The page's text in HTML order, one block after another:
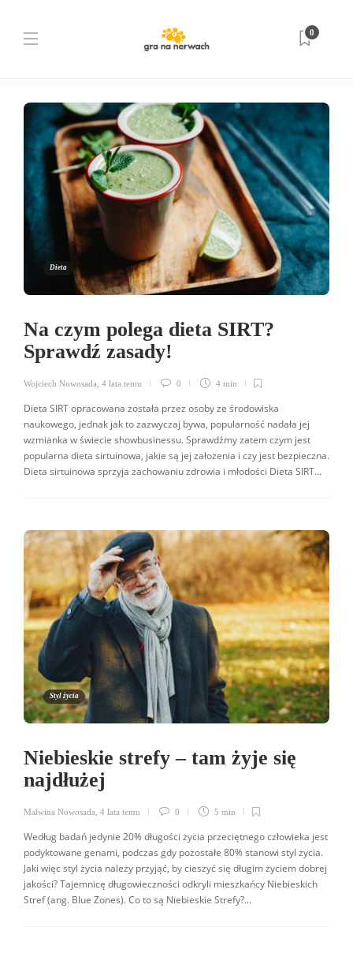
0
anti-aging
Dieta
Na czym polega dieta SIRT?
Sprawdź zasady!
Wojciech Nowosada, 4 lata temu 0 4 min
Dieta SIRT opracowana została przez osoby ze środowiska
naukowego, jednak jak to zazwyczaj bywa, popularność nadała jej
wzmianka w świecie showbusinessu. Sprawdźmy zatem czym jest
popularna dieta sirtuinowa, jakie są jej założenia i czy jest bezpieczna.
Dieta sirtuinowa sprzyja zachowaniu zdrowia i młodości Dieta SIRT...
Styl życia
Niebieskie strefy – tam żyje się
najdłużej
Malwina Nowosada 4 lata temu 0 5 min
Według badań jedynie 20% długości życia przeciętnego człowieka jest
podyktowane genami, podczas gdy pozostałe 80% stanowi styl życia.
Jaki więc styl życia należy przyjąć, by cieszyć się długim życiem dobrej
jakości? Tajemnicę długowieczności odkryli mieszkańcy Niebieskich
Stref (ang. Blue Zones). Co to są Niebieskie Strefy?...